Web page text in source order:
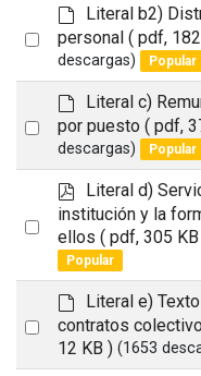
l
t
Select
d
e
f
a
l
t
Literal b2)
personal ( pdf,
descargas)
Popular
Select
d
e
f
a
l
t
Literal c)
por puesto ( pdf,
descargas)
Popular
Select
item
p
d
f
Literal d)
institución y la
ellos ( pdf, 305
Popular
Select
d
e
f
a
Literal e)
contratos
12 KB ) (1653